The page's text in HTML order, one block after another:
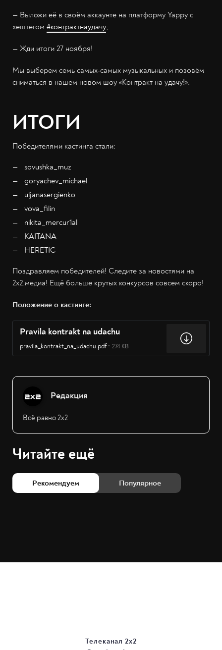
— Выложи её в своём аккаунте на платформу Yappy с
хештегом #контрактнаудачу;
— Жди итоги 27 ноября!
Мы выберем семь самых-самых музыкальных и позовём
сниматься в нашем новом шоу «Контракт на удачу!».
ИТОГИ
Победителями кастинга стали:
sovushka_muz
goryachev_michael
uljanasergienko
vova_filin
nikita_mercur1al
KAITANA
HERETIC
Поздравляем победителей! Следите за новостями на
2х2.медиа! Ещё больше крутых конкурсов совсем скоро!
Положение о кастинге:
Pravila kontrakt na udachu
pravila_kontrakt_na_udachu.pdf 274 KB
Редакция
Всё равно 2х2
Читайте ещё
Рекомендуем Популярное
Телеканал 2х2